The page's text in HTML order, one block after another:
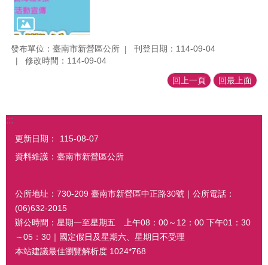
發布單位：臺南市新營區公所
刊登日期：114-09-04
修改時間：114-09-04
回上一頁 回最上面
:::
更新日期：
115-08-07
資料維護：臺南市新營區公所
公所地址：730-209 臺南市新營區中正路30號｜公所電話：
(06)632-2015
辦公時間：星期一至星期五 上午08：00～12：00 下午01：30
～05：30｜國定假日及星期六、星期日不受理
本站建議最佳瀏覽解析度 1024*768